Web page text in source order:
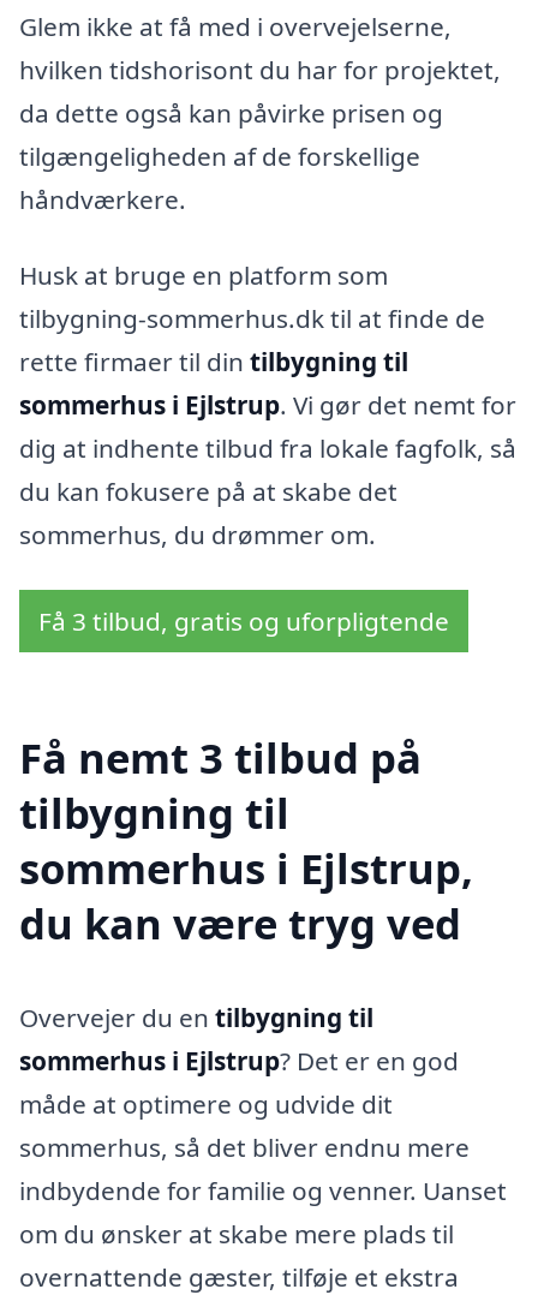
Glem ikke at få med i overvejelserne,
hvilken tidshorisont du har for projektet,
da dette også kan påvirke prisen og
tilgængeligheden af de forskellige
håndværkere.
Husk at bruge en platform som
tilbygning-sommerhus.dk til at finde de
rette firmaer til din tilbygning til
sommerhus i Ejlstrup. Vi gør det nemt for
dig at indhente tilbud fra lokale fagfolk, så
du kan fokusere på at skabe det
sommerhus, du drømmer om.
Få 3 tilbud, gratis og uforpligtende
Få nemt 3 tilbud på
tilbygning til
sommerhus i Ejlstrup,
du kan være tryg ved
Overvejer du en tilbygning til
sommerhus i Ejlstrup? Det er en god
måde at optimere og udvide dit
sommerhus, så det bliver endnu mere
indbydende for familie og venner. Uanset
om du ønsker at skabe mere plads til
overnattende gæster, tilføje et ekstra